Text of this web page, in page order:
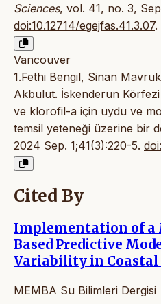
Sciences, vol. 41, no. 3,
doi:10.12714/egejfas.41.3.07.
Vancouver
1.Fethi Bengil, Sinan
Akbulut. İskenderun Körfezi
ve klorofil-a için uydu ve
temsil yeteneği üzerine bir
2024 Sep. 1;41(3):220-5.
Cited By
Implementation of a
Based Predictive
Variability in Coastal
MEMBA Su Bilimleri Dergisi